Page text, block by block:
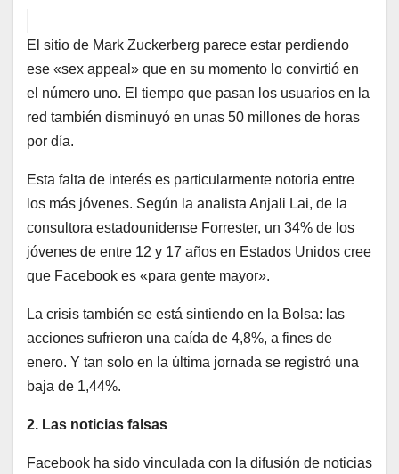
El sitio de Mark Zuckerberg parece estar perdiendo
ese «sex appeal» que en su momento lo convirtió en
el número uno. El tiempo que pasan los usuarios en la
red también disminuyó en unas 50 millones de horas
por día.
Esta falta de interés es particularmente notoria entre
los más jóvenes. Según la analista Anjali Lai, de la
consultora estadounidense Forrester, un 34% de los
jóvenes de entre 12 y 17 años en Estados Unidos cree
que Facebook es «para gente mayor».
La crisis también se está sintiendo en la Bolsa: las
acciones sufrieron una caída de 4,8%, a fines de
enero. Y tan solo en la última jornada se registró una
baja de 1,44%.
2. Las noticias falsas
Facebook ha sido vinculada con la difusión de noticias